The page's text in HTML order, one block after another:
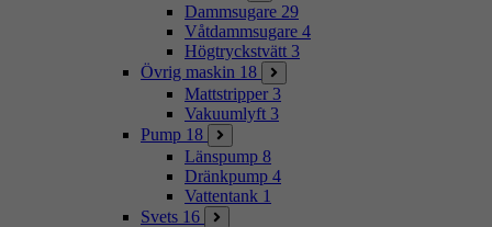
Dammsugare 29
Våtdammsugare 4
Högtryckstvätt 3
Övrig maskin 18
Mattstripper 3
Vakuumlyft 3
Pump 18
Länspump 8
Dränkpump 4
Vattentank 1
Svets 16